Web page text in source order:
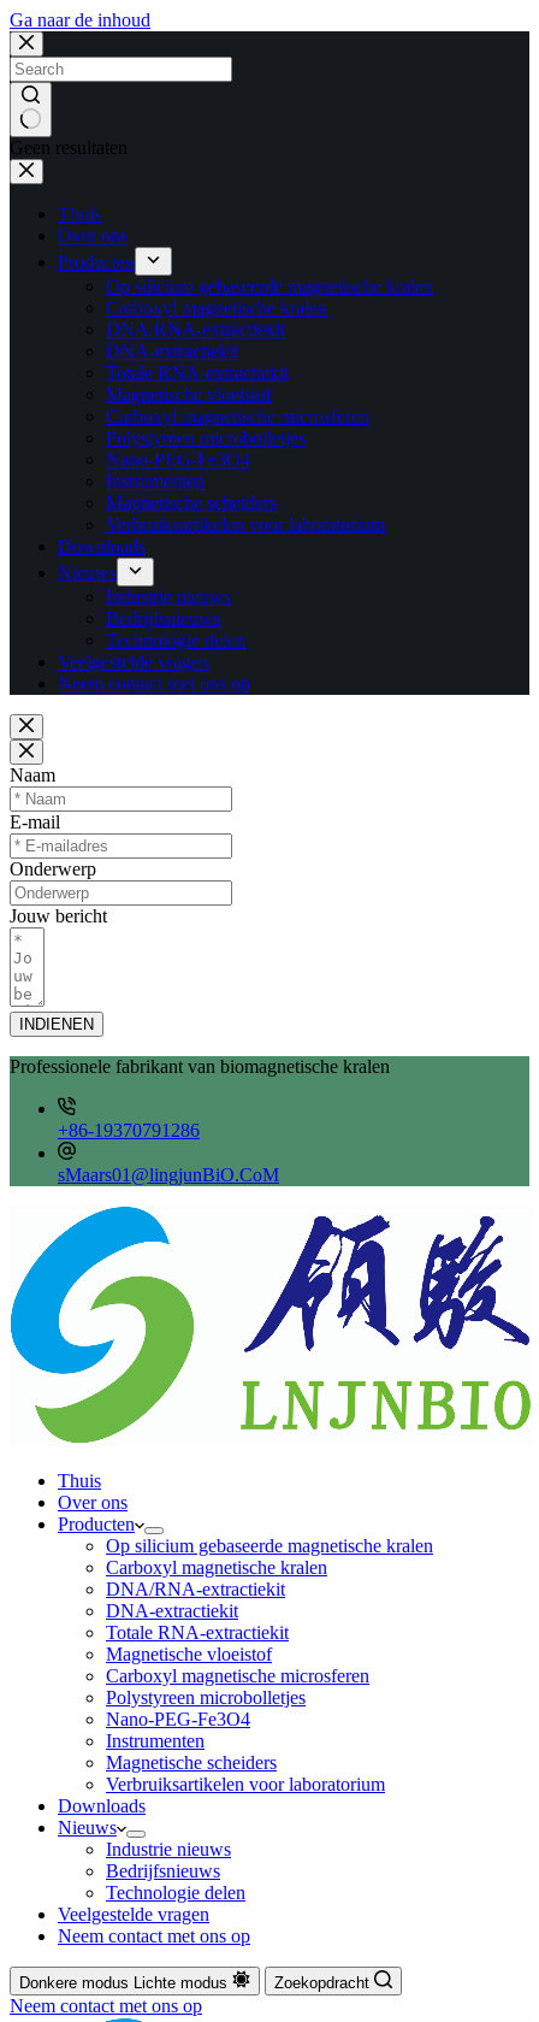
Ga naar de inhoud
Geen resultaten
Thuis
Over ons
Producten
Op silicium gebaseerde magnetische kralen
Carboxyl magnetische kralen
DNA/RNA-extractiekit
DNA-extractiekit
Totale RNA-extractiekit
Magnetische vloeistof
Carboxyl magnetische microsferen
Polystyreen microbolletjes
Nano-PEG-Fe3O4
Instrumenten
Magnetische scheiders
Verbruiksartikelen voor laboratorium
Downloads
Nieuws
Industrie nieuws
Bedrijfsnieuws
Technologie delen
Veelgestelde vragen
Neem contact met ons op
Naam
E-mail
Onderwerp
Jouw bericht
INDIENEN
Professionele fabrikant van biomagnetische kralen
+86-19370791286
sMaars01@lingjunBiO.CoM
Thuis
Over ons
Producten
Op silicium gebaseerde magnetische kralen
Carboxyl magnetische kralen
DNA/RNA-extractiekit
DNA-extractiekit
Totale RNA-extractiekit
Magnetische vloeistof
Carboxyl magnetische microsferen
Polystyreen microbolletjes
Nano-PEG-Fe3O4
Instrumenten
Magnetische scheiders
Verbruiksartikelen voor laboratorium
Downloads
Nieuws
Industrie nieuws
Bedrijfsnieuws
Technologie delen
Veelgestelde vragen
Neem contact met ons op
Donkere modus Lichte modus Zoekopdracht
Neem contact met ons op